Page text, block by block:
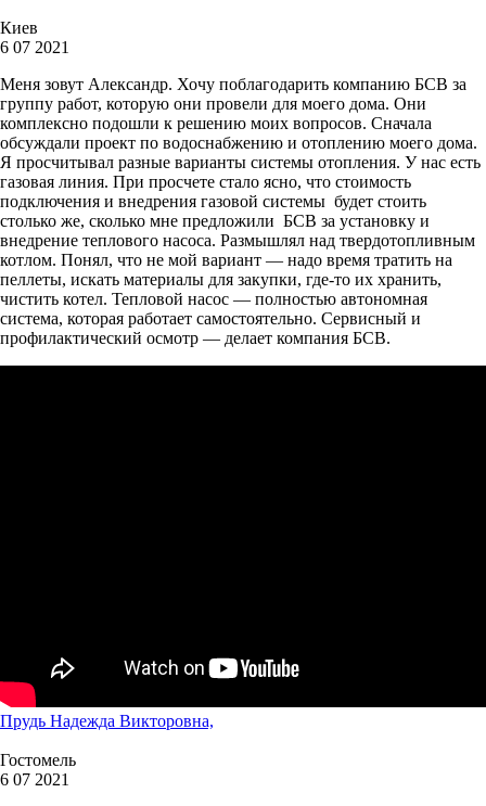
Киев
6 07 2021
Меня зовут Александр. Хочу поблагодарить компанию БСВ за
группу работ, которую они провели для моего дома. Они
комплексно подошли к решению моих вопросов. Сначала
обсуждали проект по водоснабжению и отоплению моего дома.
Я просчитывал разные варианты системы отопления. У нас есть
газовая линия. При просчете стало ясно, что стоимость
подключения и внедрения газовой системы будет стоить
столько же, сколько мне предложили БСВ за установку и
внедрение теплового насоса. Размышлял над твердотопливным
котлом. Понял, что не мой вариант — надо время тратить на
пеллеты, искать материалы для закупки, где-то их хранить,
чистить котел. Тепловой насос — полностью автономная
система, которая работает самостоятельно. Сервисный и
профилактический осмотр — делает компания БСВ.
Прудь Надежда Викторовна,
Гостомель
6 07 2021